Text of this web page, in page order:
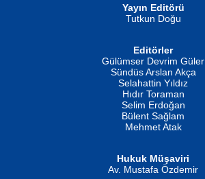
İSMAİL OKUTAN
Erkeklerin Kahrolması Ne Demektir
Evvel Zaman Tanrıçası...
Yayın Editörü
Tutkun Doğu
Editörler
Gülümser Devrim Güler
Sündüs Arslan Akça
Selahattin Yıldız
Hıdır Toraman
Selim Erdoğan
Bülent Sağlam
Mehmet Atak
Hukuk Müşaviri
Av. Mustafa Özdemir